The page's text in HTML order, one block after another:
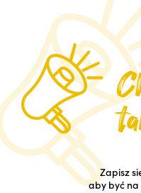
Zapisz
aby być na